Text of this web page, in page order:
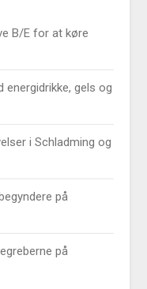
B/E for at køre
gels og
i Schladming og
på
på